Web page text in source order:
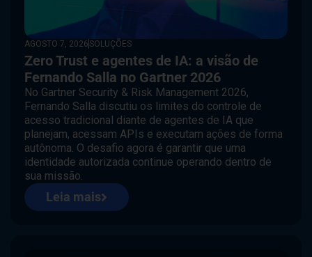
AGOSTO 7, 2026 SOLUÇÕES
Zero Trust e agentes de IA: a visão de
Fernando Salla no Gartner 2026
No Gartner Security & Risk Management 2026,
Fernando Salla discutiu os limites do controle de
acesso tradicional diante de agentes de IA que
planejam, acessam APIs e executam ações de forma
autônoma. O desafio agora é garantir que uma
identidade autorizada continue operando dentro de
sua missão.
Leia mais